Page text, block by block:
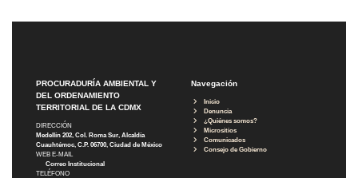
PROCURADURÍA AMBIENTAL Y
DEL ORDENAMIENTO
TERRITORIAL DE LA CDMX
DIRECCIÓN
Medellín 202, Col. Roma Sur, Alcaldía
Cuauhtémoc, C.P. 06700, Ciudad de México
WEB E-MAIL
Correo Institucional
TELÉFONO
Navegación
Inicio
Denuncia
¿Quiénes somos?
Micrositios
Comunicados
Consejo de Gobierno